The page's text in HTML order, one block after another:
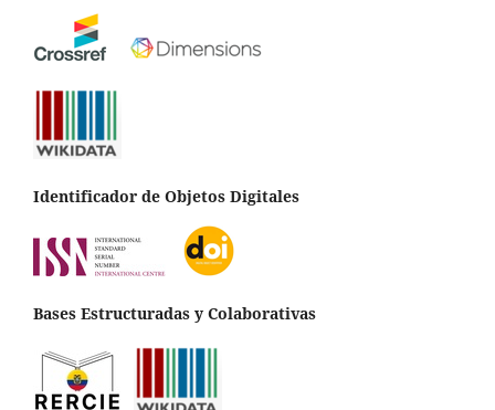
Identificador de Objetos Digitales
Bases Estructuradas y Colaborativas